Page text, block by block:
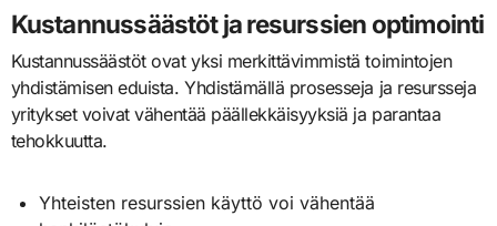
Kustannussäästöt ja resurssien optimointi
Kustannussäästöt ovat yksi merkittävimmistä toimintojen
yhdistämisen eduista. Yhdistämällä prosesseja ja resursseja
yritykset voivat vähentää päällekkäisyyksiä ja parantaa
tehokkuutta.
Yhteisten resurssien käyttö voi vähentää